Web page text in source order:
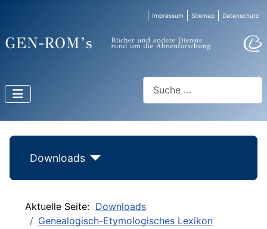
Impressum Sitemap Datenschutz
Downloads
Aktuelle Seite: Downloads
Genealogisch-Etymologisches Lexikon